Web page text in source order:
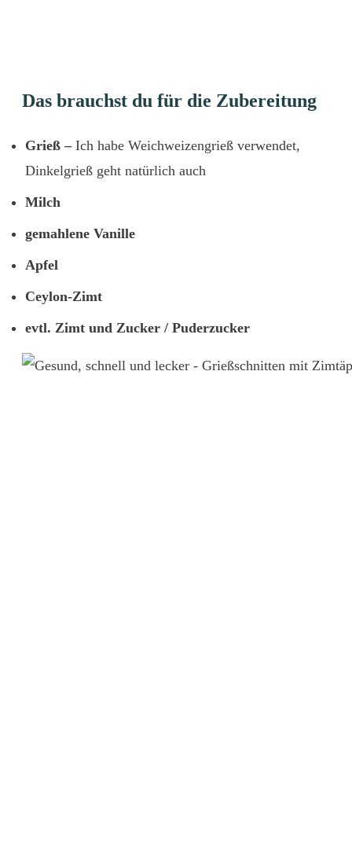
Das brauchst du für die Zubereitung
Grieß – Ich habe Weichweizengrieß verwendet,
Dinkelgrieß geht natürlich auch
Milch
gemahlene Vanille
Apfel
Ceylon-Zimt
evtl. Zimt und Zucker / Puderzucker